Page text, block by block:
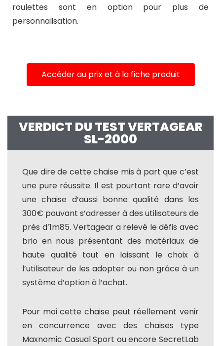
roulettes sont en option pour plus de
personnalisation.
Accéder au prix et à la fiche produit
VERDICT DU TEST VERTAGEAR
SL-2000
Que dire de cette chaise mis à part que c’est
une pure réussite. Il est pourtant rare d’avoir
une chaise d’aussi bonne qualité dans les
300€ pouvant s’adresser à des utilisateurs de
près d’1m85. Vertagear a relevé le défis avec
brio en nous présentant des matériaux de
haute qualité tout en laissant le choix à
l’utilisateur de les adopter ou non grâce à un
système d’option à l’achat.
Pour moi cette chaise peut réellement venir
en concurrence avec des chaises type
Maxnomic Casual Sport ou encore SecretLab